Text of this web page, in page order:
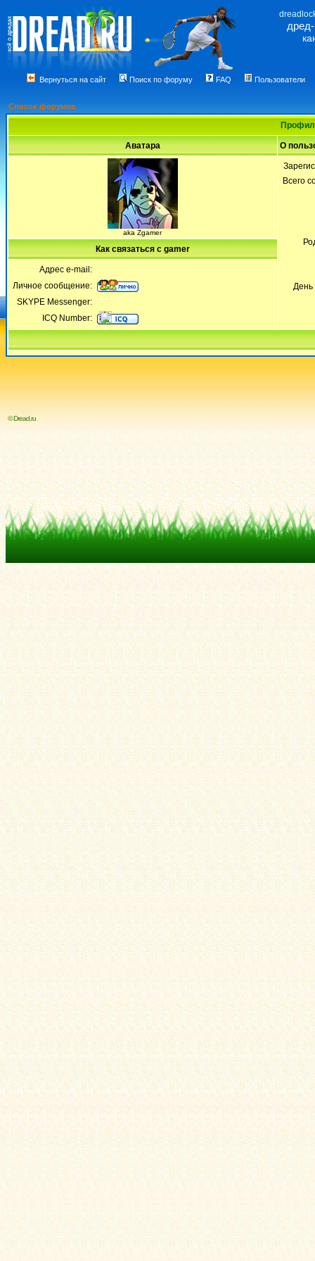
Вернуться на сайт Поиск по форуму FAQ Пользователи
Список форумов
Аватара О
aka Zgamer
Всего
День
Как связаться с gamer
Адрес e-mail:
Личное сообщение:
SKYPE Messenger:
ICQ Number:
© Dread.ru